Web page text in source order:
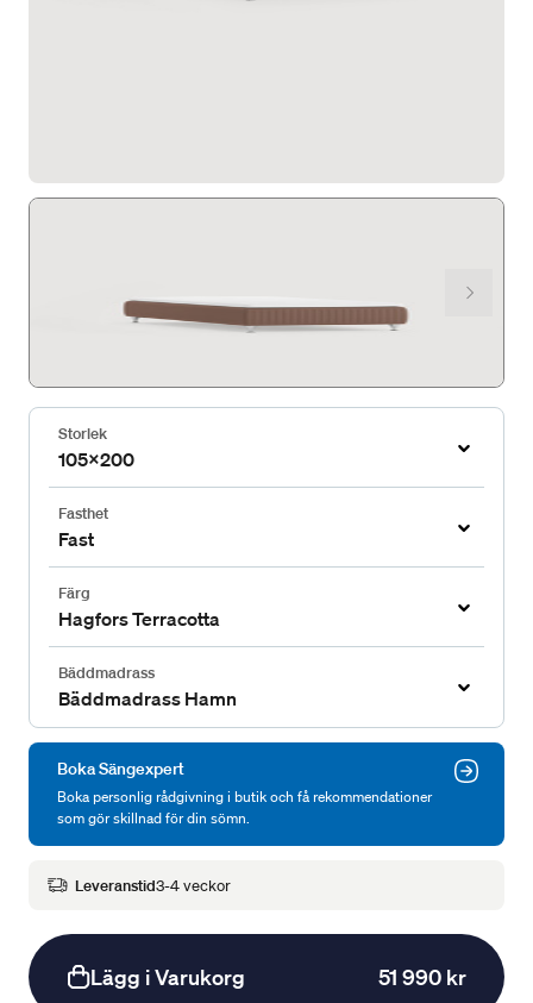
Storlek
105x200
Fasthet
Fast
Färg
Hagfors Terracotta
Bäddmadrass
Bäddmadrass Hamn
Boka Sängexpert
Boka personlig rådgivning i butik och få rekommendationer
som gör skillnad för din sömn.
Leveranstid3-4 veckor
Lägg i Varukorg 51 990 kr